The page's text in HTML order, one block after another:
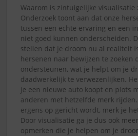
Waarom is zintuigelijke visualisatie
Onderzoek toont aan dat onze
tussen een echte ervaring en een
niet goed kunnen onderscheiden.
stellen dat je droom nu al realiteit
hersenen naar bewijzen te zoeken
ondersteunen, wat je helpt om je
daadwerkelijk te verwezenlijken.
je een nieuwe auto koopt en plots
anderen met hetzelfde merk
ergens op gericht wordt, merk je
Door visualisatie ga je dus ook
opmerken die je helpen om je